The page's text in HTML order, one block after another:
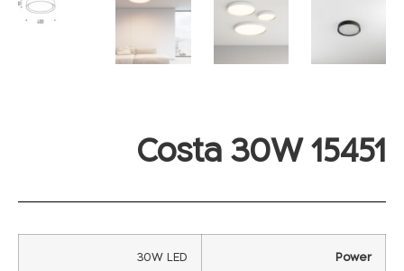
Costa 30W 15451
Power
30W LED